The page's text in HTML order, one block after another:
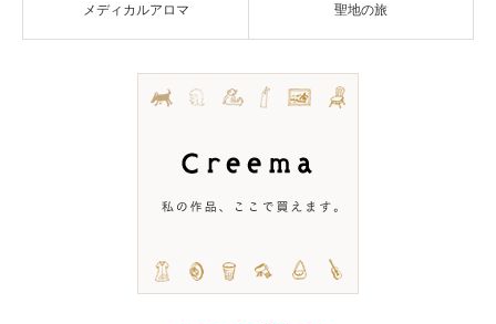
メディカルアロマ 聖地の旅